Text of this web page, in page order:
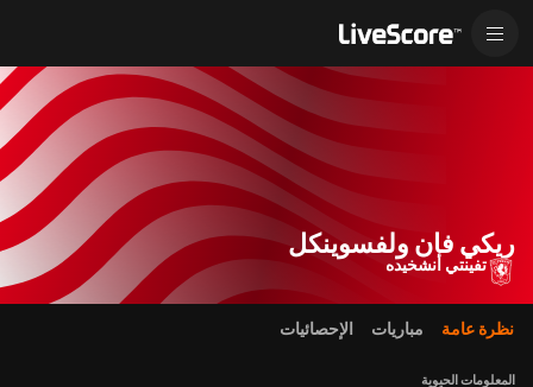
ريكي فان ولفسوينكل
تفينتي أنشخيده
نظرة عامة مباريات الإحصائيات
المعلومات الحيوية